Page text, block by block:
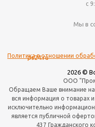
с
Мы в
Политика в отношении
2026 ©
ООО
Обращаем Ваше внимание на
вся информация о товарах
исключительно
является публичной
437 Гражданского